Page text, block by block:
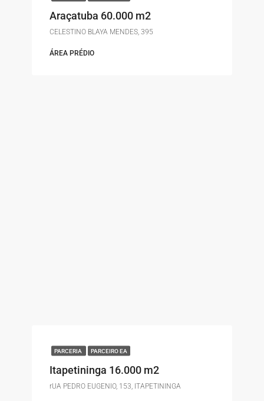
Araçatuba 60.000 m2
CELESTINO BLAYA MENDES, 395
ÁREA PRÉDIO
PARCERIA PARCEIRO EA
Itapetininga 16.000 m2
rUA PEDRO EUGENIO, 153, ITAPETININGA